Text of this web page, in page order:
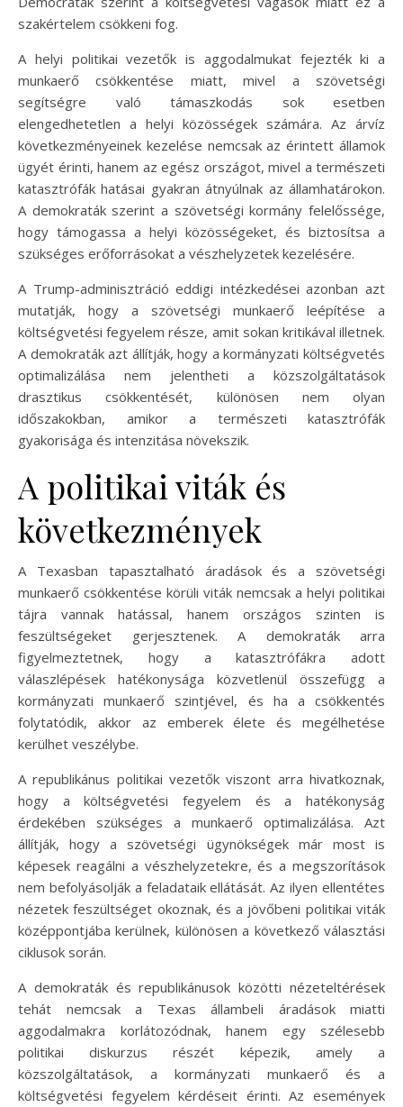
szakértelem csökkeni fog.
A helyi politikai vezetők is aggodalmukat fejezték ki a
munkaerő csökkentése miatt, mivel a szövetségi
segítségre való támaszkodás sok esetben
elengedhetetlen a helyi közösségek számára. Az árvíz
következményeinek kezelése nemcsak az érintett államok
ügyét érinti, hanem az egész országot, mivel a természeti
katasztrófák hatásai gyakran átnyúlnak az államhatárokon.
A demokraták szerint a szövetségi kormány felelőssége,
hogy támogassa a helyi közösségeket, és biztosítsa a
szükséges erőforrásokat a vészhelyzetek kezelésére.
A Trump-adminisztráció eddigi intézkedései azonban azt
mutatják, hogy a szövetségi munkaerő leépítése a
költségvetési fegyelem része, amit sokan kritikával illetnek.
A demokraták azt állítják, hogy a kormányzati költségvetés
optimalizálása nem jelentheti a közszolgáltatások
drasztikus csökkentését, különösen nem olyan
időszakokban, amikor a természeti katasztrófák
gyakorisága és intenzitása növekszik.
A politikai viták és
következmények
A Texasban tapasztalható áradások és a szövetségi
munkaerő csökkentése körüli viták nemcsak a helyi politikai
tájra vannak hatással, hanem országos szinten is
feszültségeket gerjesztenek. A demokraták arra
figyelmeztetnek, hogy a katasztrófákra adott
válaszlépések hatékonysága közvetlenül összefügg a
kormányzati munkaerő szintjével, és ha a csökkentés
folytatódik, akkor az emberek élete és megélhetése
kerülhet veszélybe.
A republikánus politikai vezetők viszont arra hivatkoznak,
hogy a költségvetési fegyelem és a hatékonyság
érdekében szükséges a munkaerő optimalizálása. Azt
állítják, hogy a szövetségi ügynökségek már most is
képesek reagálni a vészhelyzetekre, és a megszorítások
nem befolyásolják a feladataik ellátását. Az ilyen ellentétes
nézetek feszültséget okoznak, és a jövőbeni politikai viták
középpontjába kerülnek, különösen a következő választási
ciklusok során.
A demokraták és republikánusok közötti nézeteltérések
tehát nemcsak a Texas állambeli áradások miatti
aggodalmakra korlátozódnak, hanem egy szélesebb
politikai diskurzus részét képezik, amely a
közszolgáltatások, a kormányzati munkaerő és a
költségvetési fegyelem kérdéseit érinti. Az események